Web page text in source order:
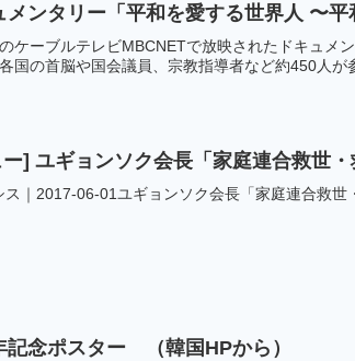
メンタリー「平和を愛する世界人 〜平
ケーブルテレビMBCNETで放映されたドキュ
国の首脳や国会議員、宗教指導者など約450人が
] ユギョンソク会長「家庭連合救世・
ス｜2017-06-01ユギョンソク会長「家庭連合救
記念ポスター （韓国HPから）